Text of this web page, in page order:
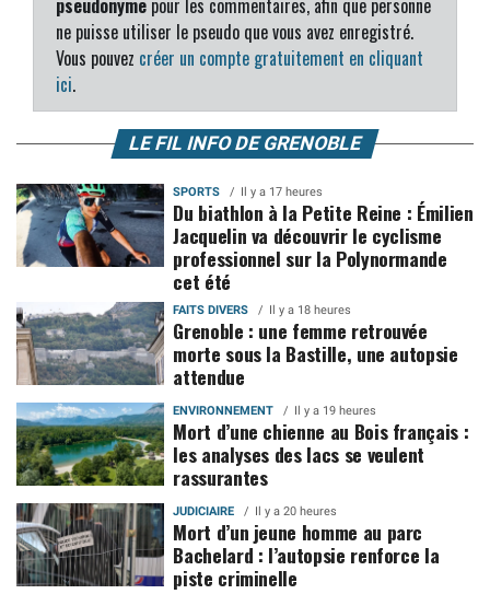
pseudonyme pour les commentaires, afin que personne
ne puisse utiliser le pseudo que vous avez enregistré.
Vous pouvez créer un compte gratuitement en cliquant
ici.
LE FIL INFO DE GRENOBLE
SPORTS Il y a 17 heures
Du biathlon à la Petite Reine : Émilien
Jacquelin va découvrir le cyclisme
professionnel sur la Polynormande
cet été
FAITS DIVERS Il y a 18 heures
Grenoble : une femme retrouvée
morte sous la Bastille, une autopsie
attendue
ENVIRONNEMENT Il y a 19 heures
Mort d’une chienne au Bois français :
les analyses des lacs se veulent
rassurantes
JUDICIAIRE Il y a 20 heures
Mort d’un jeune homme au parc
Bachelard : l’autopsie renforce la
piste criminelle